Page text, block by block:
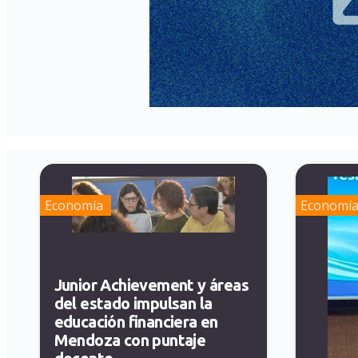
Economía
Junior Achievement y áreas
del estado impulsan la
educación financiera en
Mendoza con puntaje
Economía